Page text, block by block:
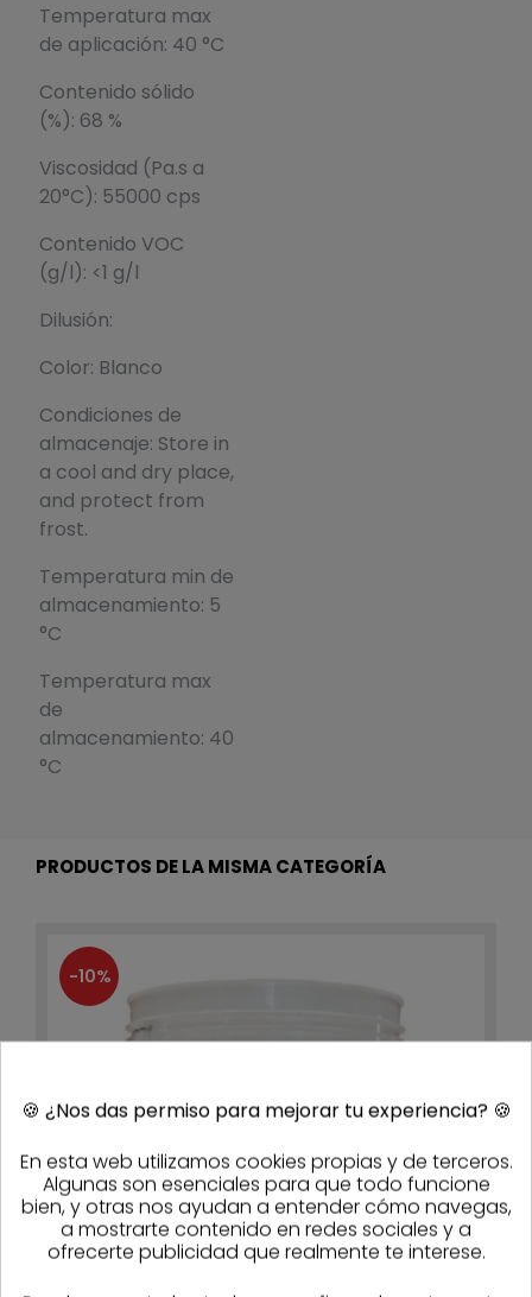
Temperatura max
de aplicación: 40 °C
Contenido sólido
(%): 68 %
Viscosidad (Pa.s a
20°C): 55000 cps
Contenido VOC
(g/l): <1 g/l
Dilusión:
Color: Blanco
Condiciones de
almacenaje: Store in
a cool and dry place,
and protect from
frost.
Temperatura min de
almacenamiento: 5
°C
Temperatura max
de
almacenamiento: 40
°C
PRODUCTOS DE LA MISMA CATEGORÍA
-10%
🍪 ¿Nos das permiso para mejorar tu experiencia? 🍪
En esta web utilizamos cookies propias y de terceros.
Algunas son esenciales para que todo funcione
bien, y otras nos ayudan a entender cómo navegas,
a mostrarte contenido en redes sociales y a
ofrecerte publicidad que realmente te interese.